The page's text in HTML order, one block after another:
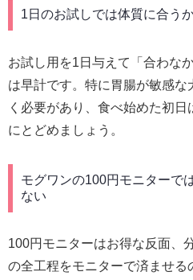
1日のお試しでは体質に合う
お試し用を1日与えて「合わな
は早計です。特に胃腸が敏感
く必要があり、食べ始めた初
にとどめましょう。
モグワンの100円モニターで
ない
100円モニターはお得な反面、
の全工程をモニターで済ませる